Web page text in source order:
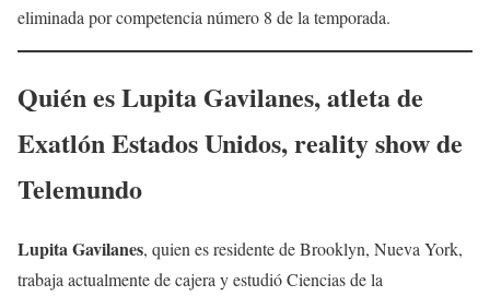
eliminada por competencia número 8 de la temporada.
Quién esLupita Gavilanes, atleta de
Exatlón Estados Unidos, reality show de
Telemundo
Lupita Gavilanes, quien es residente de Brooklyn, Nueva York,
trabaja actualmente de cajera y estudió Ciencias de la